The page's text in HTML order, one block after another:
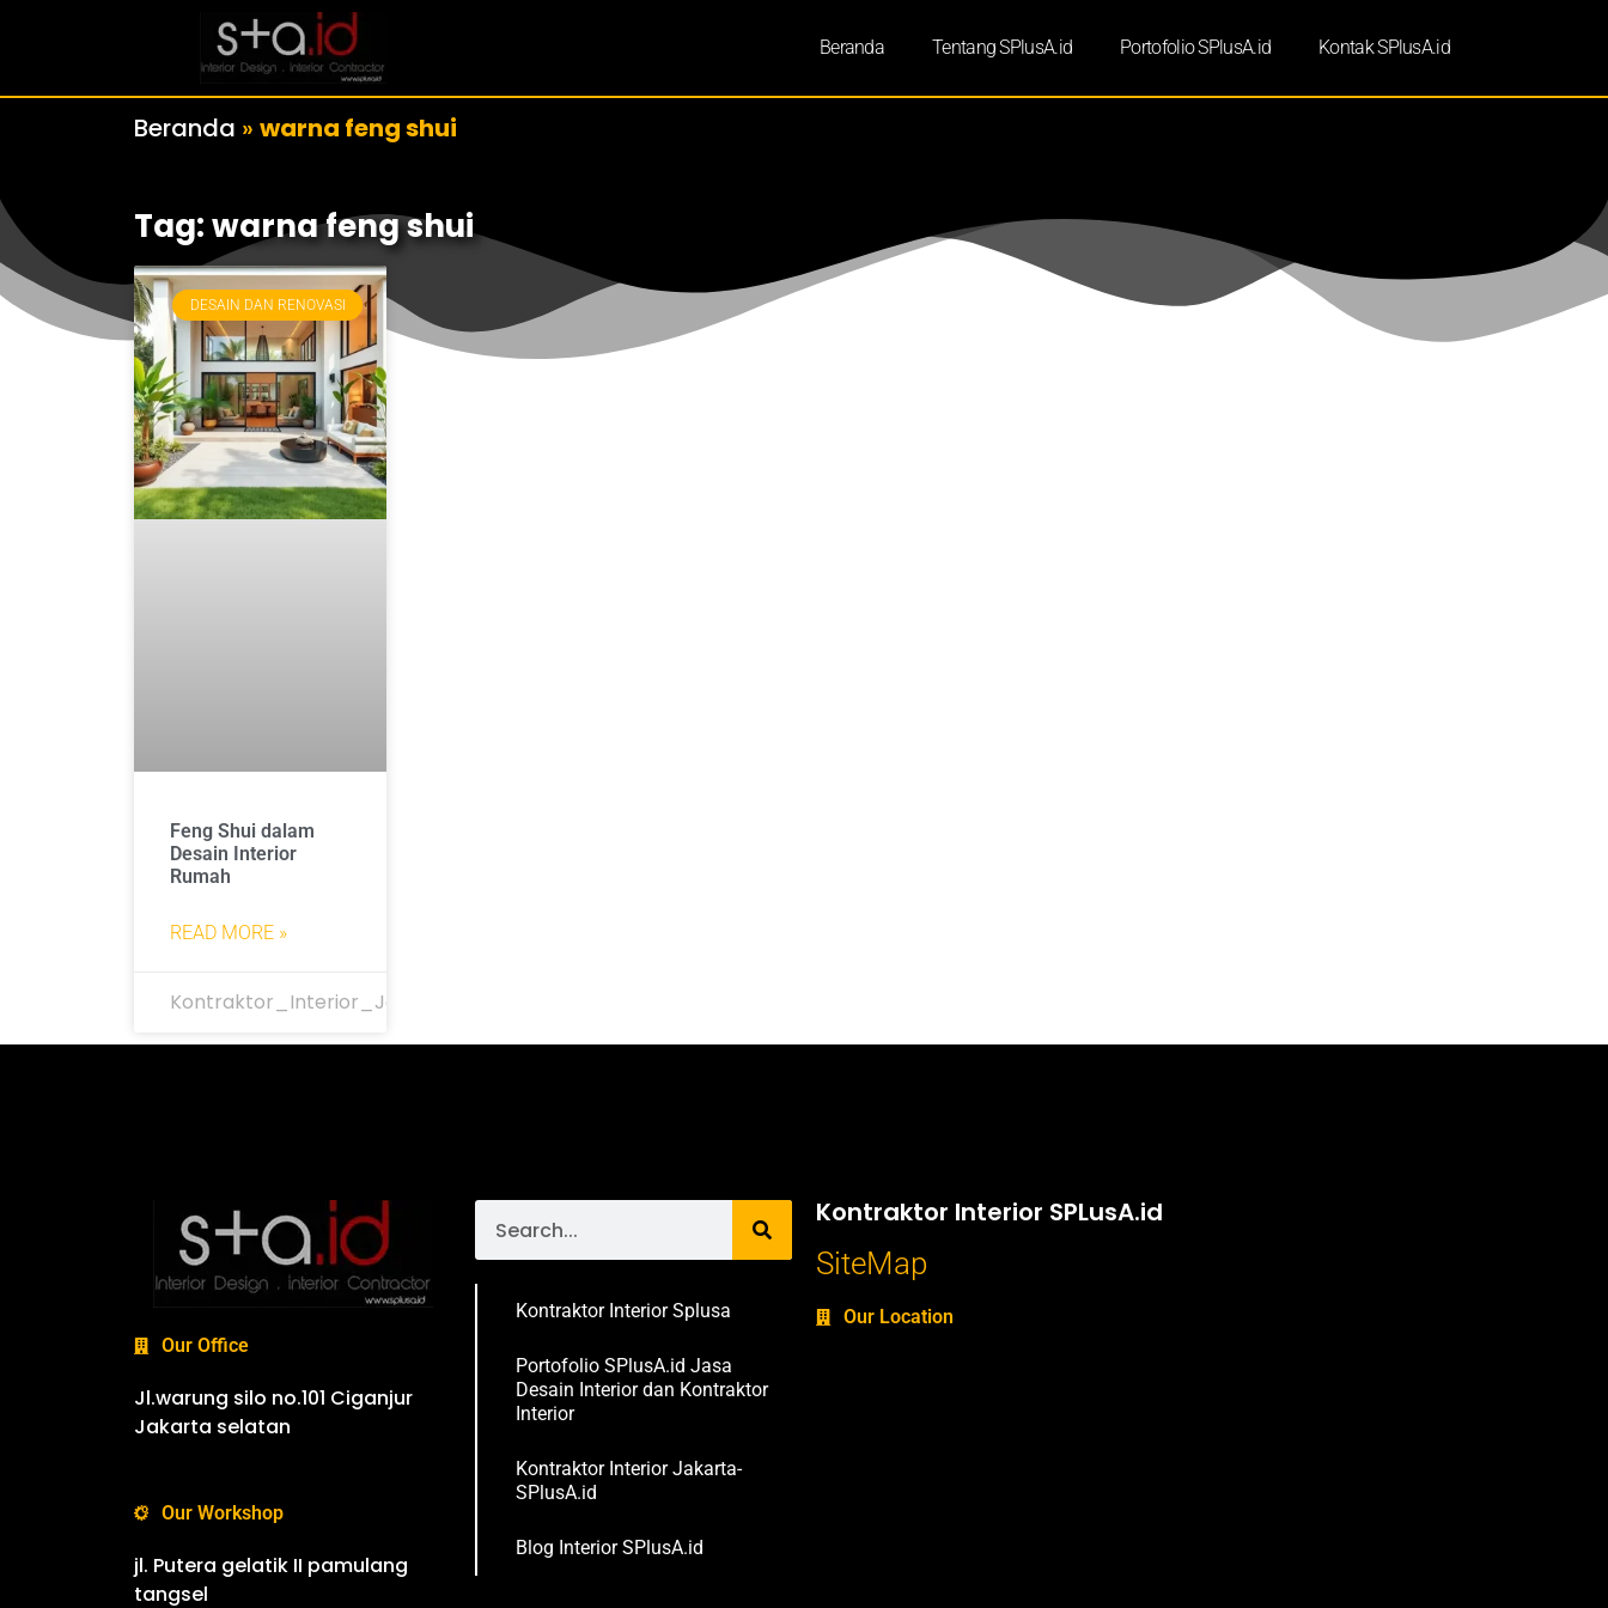
Beranda Tentang SPlusA.id Portofolio SPlusA.id Kontak SPlusA.id
Beranda » warna feng shui
Tag: warna feng shui
DESAIN DAN RENOVASI
Feng Shui dalam
Desain Interior
Rumah
READ MORE »
Kontraktor_Interior_Jakarta
Our Office
Jl.warung silo no.101 Ciganjur
Jakarta selatan
Our Workshop
jl. Putera gelatik II pamulang
tangsel
Kontraktor Interior Splusa
Portofolio SPlusA.id Jasa
Desain Interior dan Kontraktor
Interior
Kontraktor Interior Jakarta-
SPlusA.id
Blog Interior SPlusA.id
Kontraktor Interior SPLusA.id
SiteMap
Our Location